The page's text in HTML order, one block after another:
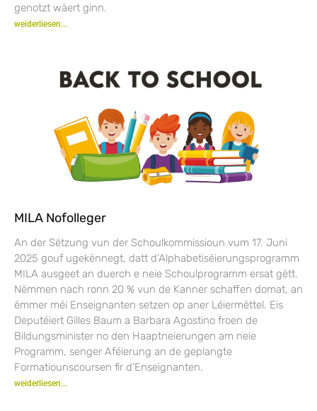
genotzt wäert ginn.
weiderliesen...
MILA Nofolleger
An der Sëtzung vun der Schoulkommissioun vum 17. Juni
2025 gouf ugekënnegt, datt d’Alphabetiséierungsprogramm
MILA ausgeet an duerch e neie Schoulprogramm ersat gëtt.
Nëmmen nach ronn 20 % vun de Kanner schaffen domat, an
ëmmer méi Enseignanten setzen op aner Léiermëttel. Eis
Deputéiert Gilles Baum a Barbara Agostino froen de
Bildungsminister no den Haaptneierungen am neie
Programm, senger Aféierung an de geplangte
Formatiounscoursen fir d’Enseignanten.
weiderliesen...